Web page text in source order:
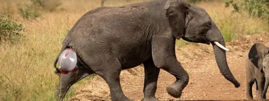
para a plataforma quanto para o próprio
apresentador. Ao mesmo tempo, o silêncio oficial
continuava alimentando teorias e comentários.
Cada nova postagem, entrevista ou aparição
pública do narrador era observada